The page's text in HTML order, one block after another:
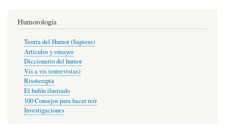
Humorología
Teoría del Humor (Sapiens)
Artículos y ensayos
Diccionario del humor
Vis a vis (entrevistas)
Risoterapia
El bufón ilustrado
100 Consejos para hacer reír
Investigaciones